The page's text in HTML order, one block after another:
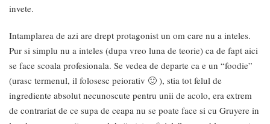
invete.
Intamplarea de azi are drept protagonist un om care nu a inteles.
Pur si simplu nu a inteles (dupa vreo luna de teorie) ca de fapt aici
se face scoala profesionala. Se vedea de departe ca e un “foodie”
(urasc termenul, il folosesc peiorativ 🙂 ), stia tot felul de
ingrediente absolut necunoscute pentru unii de acolo, era extrem
de contrariat de ce supa de ceapa nu se poate face si cu Gruyere in